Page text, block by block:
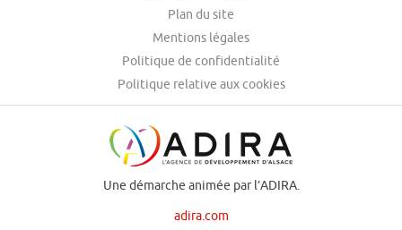
Plan du site
Mentions légales
Politique de confidentialité
Politique relative aux cookies
Une démarche animée par l’ADIRA.
adira.com